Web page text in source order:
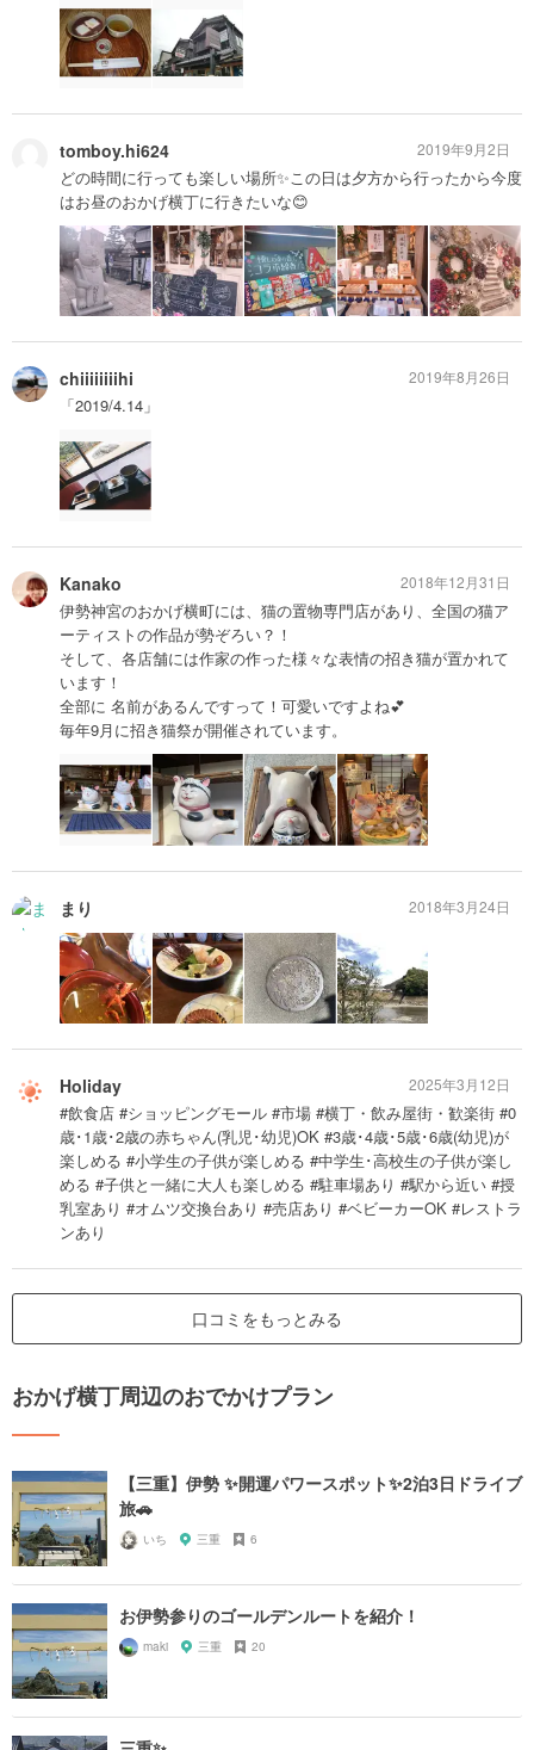
tomboy.hi624
どの時間に行っても楽しい場所✨この日は夕方から行ったから今度
はお昼のおかげ横丁に行きたいな😊
2019年9月2日
chiiiiiiiihi
「2019/4.14」
2019年8月26日
Kanako
伊勢神宮のおかげ横町には、猫の置物専門店があり、全国の猫ア
ーティストの作品が勢ぞろい？！
そして、各店舗には作家の作った様々な表情の招き猫が置かれて
います！
全部に 名前があるんですって！可愛いですよね💕
毎年9月に招き猫祭が開催されています。
2018年12月31日
まり 2018年3月24日
Holiday
#飲食店 #ショッピングモール #市場 #横丁・飲み屋街・歓楽街 #0
歳･1歳･2歳の赤ちゃん(乳児･幼児)OK #3歳･4歳･5歳･6歳(幼児)が
楽しめる #小学生の子供が楽しめる #中学生･高校生の子供が楽し
める #子供と一緒に大人も楽しめる #駐車場あり #駅から近い #授
乳室あり #オムツ交換台あり #売店あり #ベビーカーOK #レストラ
ンあり
2025年3月12日
口コミをもっとみる
おかげ横丁周辺のおでかけプラン
【三重】伊勢 ✨開運パワースポット✨2泊3日ドライブ
旅🚗
いち 三重 6
お伊勢参りのゴールデンルートを紹介！
maki 三重 20